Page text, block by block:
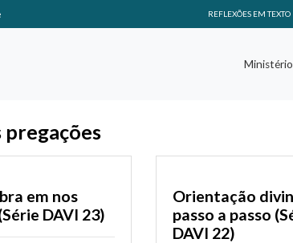
REFLEXÕES EM TEXTO
Ministério
pregações
em nos
DAVI 23)
Orientação
passo a passo
DAVI 22)